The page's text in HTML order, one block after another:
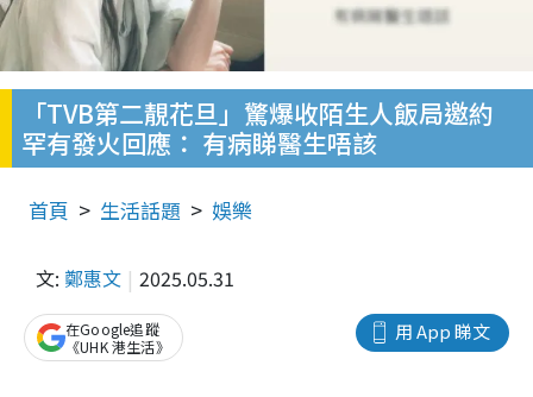
「TVB第二靚花旦」驚爆收陌生人飯局邀約
罕有發火回應： 有病睇醫生唔該
首頁 生活話題 娛樂
文: 鄭惠文 2025.05.31
用 App 睇文
在Google追蹤
《UHK 港生活》